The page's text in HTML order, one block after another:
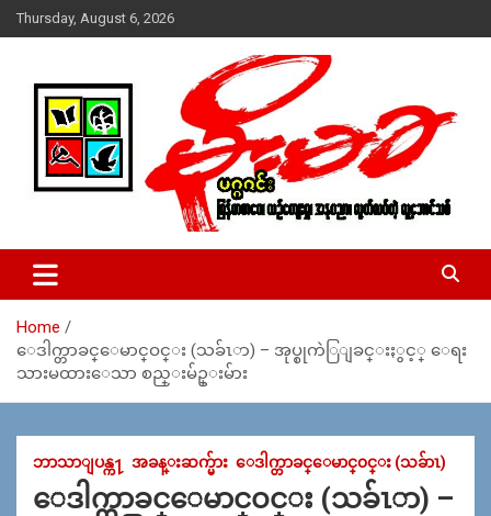
Skip
to
Thursday, August 6, 2026
MoeMaKa Burmese News &
Media
ယ္ေရး – အမွတ္ ၂၅၄၊ ပထပ္၊ လမ္း ၄၀၊ ေက်ာက္တံတား၊ ရန္ကုန္။
(ဖုုံး – ၀၉ ၂၅၂ ၂၄၉ ၀၉၄ ၊ ၀၉ ၄၂၁ ၇၄၃ ၇၅၃ ၊ ၀၉ ၅၀၄ ၁၀ ၅၈) ျ
ဇာေစ်းသစ္ ။ ၀၉ ၇၈၆၈၃၇ ၃၀၅ / ၀၉ ၉၆၃၆၉၉၈၃၄
Home
ေဒါက္တာခင္ေမာင္ဝင္း (သခ်ၤာ) – အုပ္စုကဲြျခင္းႏွင့္ ေရး
သားမထားေသာ စည္းမ်ဥ္းမ်ား
ဘာသာျပန္က႑ အခန္းဆက္မ်ား ေဒါက္တာခင္ေမာင္၀င္း (သခ်ာၤ)
ေဒါက္တာခင္ေမာင္ဝင္း (သခ်ၤာ) –